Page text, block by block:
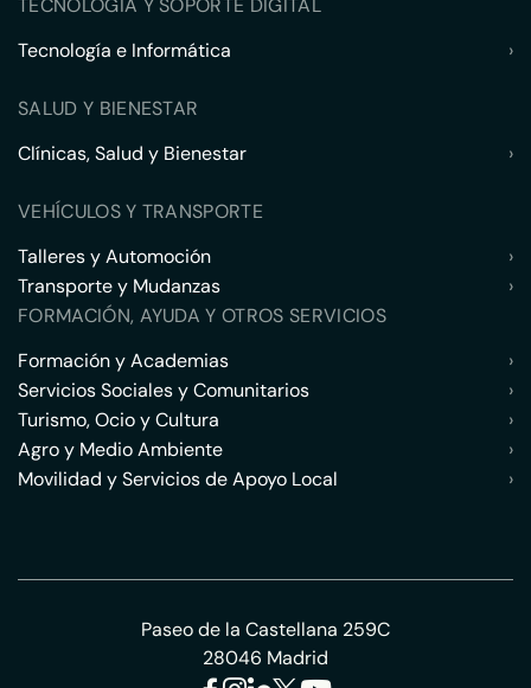
TECNOLOGÍA Y SOPORTE DIGITAL
Tecnología e Informática
›
SALUD Y BIENESTAR
Clínicas, Salud y Bienestar
›
VEHÍCULOS Y TRANSPORTE
Talleres y Automoción
›
Transporte y Mudanzas
›
FORMACIÓN, AYUDA Y OTROS SERVICIOS
Formación y Academias
›
Servicios Sociales y Comunitarios
›
Turismo, Ocio y Cultura
›
Agro y Medio Ambiente
›
Movilidad y Servicios de Apoyo Local
›
Paseo de la Castellana 259C
28046 Madrid